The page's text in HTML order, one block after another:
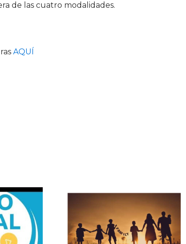
de las cuatro modalidades.
AQUÍ